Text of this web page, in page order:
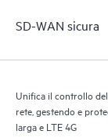
SD-WAN sicura
Unifica il controllo
rete, gestendo e
larga e LTE 4G